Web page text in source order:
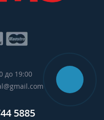
до 19:00
5885